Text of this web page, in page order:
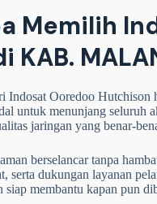
Memilih
KAB.
Indosat Ooredoo Hutchison
untuk menunjang seluruh
jaringan yang benar-
berselancar tanpa
serta dukungan layanan
siap membantu kapan pun